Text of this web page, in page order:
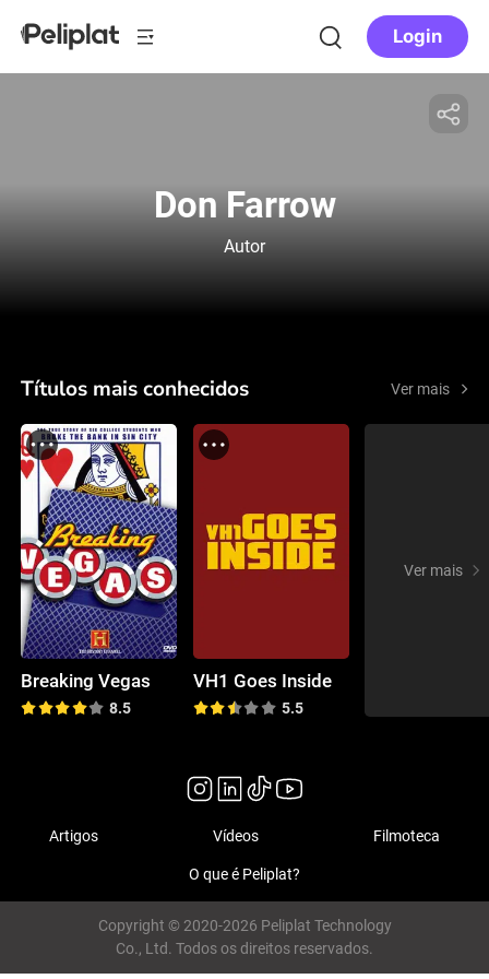
Login
Don Farrow
Autor
Títulos mais conhecidos Ver mais
Breaking Vegas
8.5
VH1 Goes Inside
5.5
Ver mais
Artigos Vídeos Filmoteca
O que é Peliplat?
Copyright © 2020-2026 Peliplat Technology
Co., Ltd. Todos os direitos reservados.